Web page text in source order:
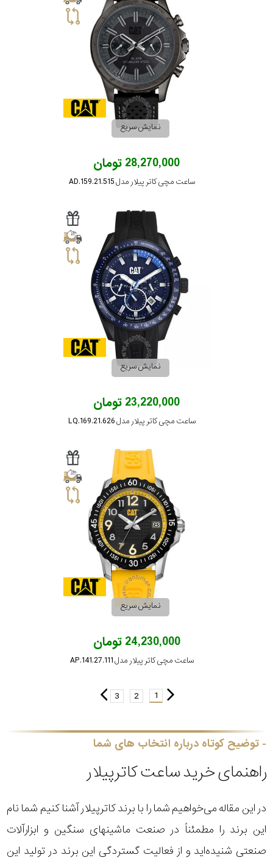
نمایش سریع
28,270,000 تومان
ساعت مچی کاتر پیلار مدل AD.159.21.515
نمایش سریع
23,220,000 تومان
ساعت مچی کاتر پیلار مدل LQ.169.21.626
نمایش سریع
24,230,000 تومان
ساعت مچی کاتر پیلار مدل AP.141.27.111
1
2
3
توضیح کوتاه درباره انتخاب های شما
راهنمای خرید ساعت کاترپیلار
در این مقاله می‌خواهیم شما را با برند کاترپیلار آشنا کنیم شما نام
این برند را مطمئناً در صنعت ماشینهای سنگین و ابزارآلات
صنعتی شنیده‌اید و از فعالیت گستردگی این برند در تولید این